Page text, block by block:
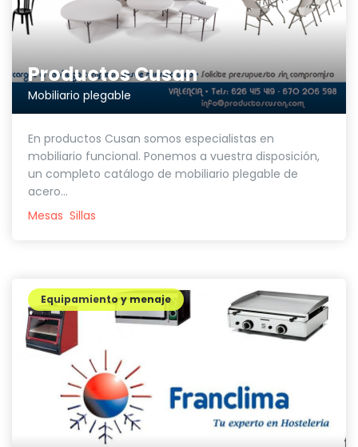
Productos Cusan
Mobiliario plegable
En productos Cusan somos especialistas en
mobiliario funcional. Ponemos a vuestra disposición,
un completo catálogo de mobiliario plegable de
acero...
Mesas Sillas
Equipamiento y menaje